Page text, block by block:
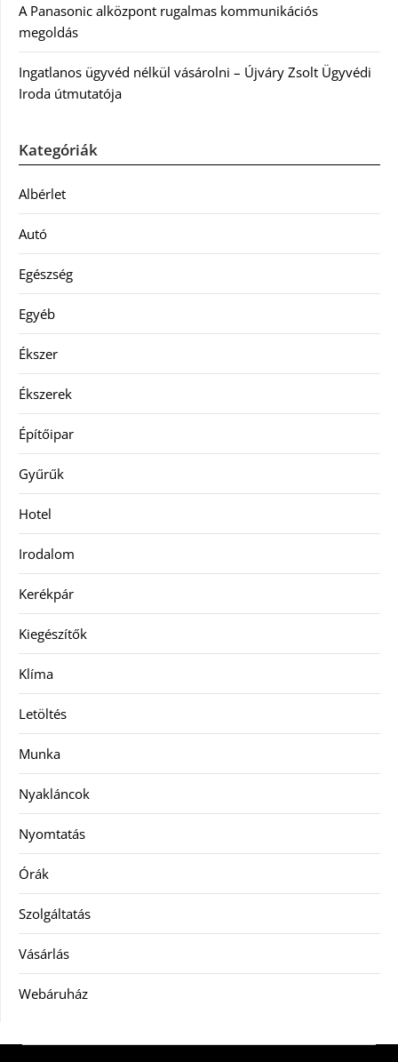
A Panasonic alközpont rugalmas kommunikációs
megoldás
Ingatlanos ügyvéd nélkül vásárolni – Újváry Zsolt Ügyvédi
Iroda útmutatója
Kategóriák
Albérlet
Autó
Egészség
Egyéb
Ékszer
Ékszerek
Építőipar
Gyűrűk
Hotel
Irodalom
Kerékpár
Kiegészítők
Klíma
Letöltés
Munka
Nyakláncok
Nyomtatás
Órák
Szolgáltatás
Vásárlás
Webáruház